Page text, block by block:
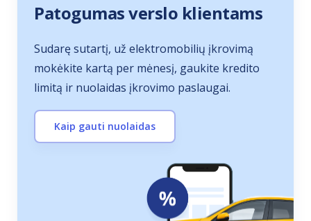
Patogumas verslo klientams
Sudarę sutartį, už elektromobilių įkrovimą
mokėkite kartą per mėnesį, gaukite kredito
limitą ir nuolaidas įkrovimo paslaugai.
Kaip gauti nuolaidas